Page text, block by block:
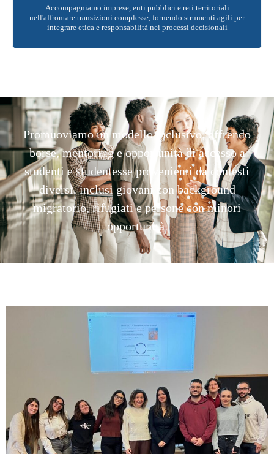
Accompagniamo imprese, enti pubblici e reti territoriali
nell'affrontare transizioni complesse, fornendo strumenti agili per
integrare etica e responsabilità nei processi decisionali
Promuoviamo un modello inclusivo, offrendo
borse, mentoring e opportunità di accesso a
studenti e studentesse provenienti da contesti
diversi, inclusi giovani con background
migratorio, rifugiati e persone con minori
opportunità.